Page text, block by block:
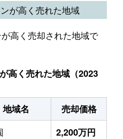
が高く売れた地域
高く売却された地域で
高く売れた地域（2023
地域名
売却価格
2,200万円